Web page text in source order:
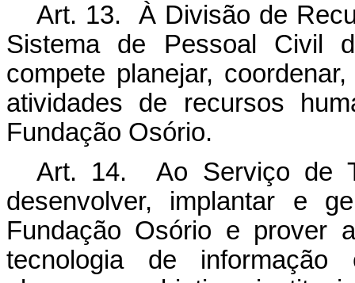
Art. 13. À Divisão de
Sistema de Pessoal Civil
compete planejar,
atividades de recursos
Fundação Osório.
Art. 14. Ao Serviço de
desenvolver, implantar e
Fundação Osório e prover
tecnologia de informação